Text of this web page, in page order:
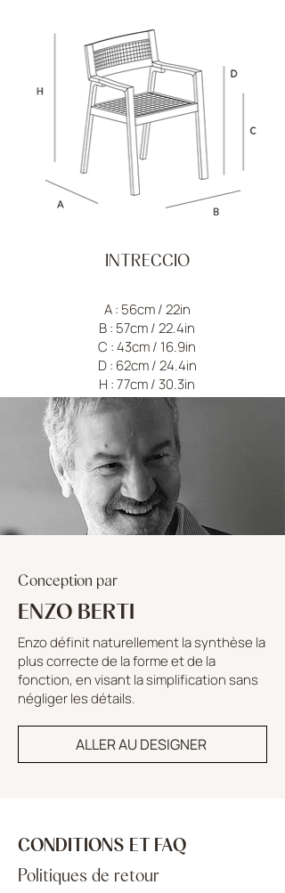
INTRECCIO
A : 56cm / 22in
B : 57cm / 22.4in
C : 43cm / 16.9in
D : 62cm / 24.4in
H : 77cm / 30.3in
Conception par
ENZO BERTI
Enzo définit naturellement la synthèse la
plus correcte de la forme et de la
fonction, en visant la simplification sans
négliger les détails.
ALLER AU DESIGNER
CONDITIONS ET FAQ
Politiques de retour